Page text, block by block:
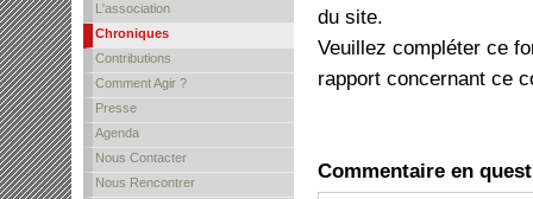
L'association
Chroniques
Contributions
Comment Agir ?
Presse
Agenda
Nous Contacter
Nous Rencontrer
du site.
Veuillez compléter ce
rapport concernant ce
Commentaire en